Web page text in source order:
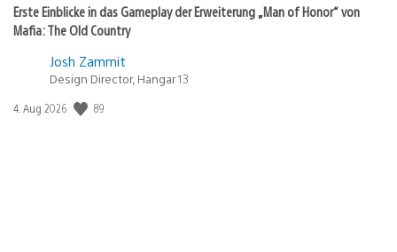
Erste Einblicke in das Gameplay der Erweiterung „Man of Honor“ von
Mafia: The Old Country
Josh Zammit
Design Director, Hangar 13
Veröffentlichungsdatum:
4. Aug 2026 89